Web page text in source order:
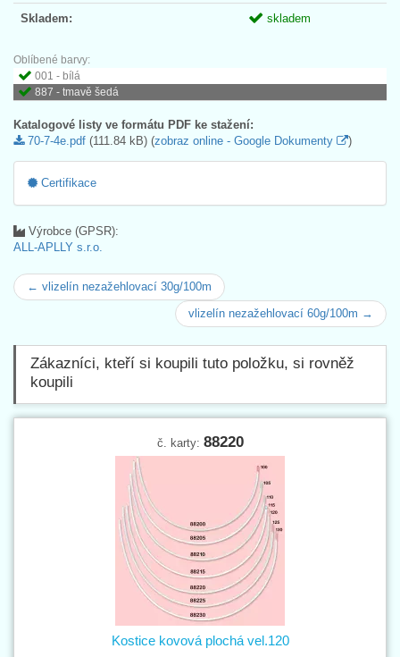
Skladem: skladem
Oblíbené barvy:
001 - bílá
887 - tmavě šedá
Katalogové listy ve formátu PDF ke stažení:
70-7-4e.pdf (111.84 kB) (zobraz online - Google Dokumenty )
Certifikace
Výrobce (GPSR):
ALL-APLLY s.r.o.
← vlizelín nezažehlovací 30g/100m
vlizelín nezažehlovací 60g/100m →
Zákazníci, kteří si koupili tuto položku, si rovněž
koupili
č. karty: 88220
Kostice kovová plochá vel.120